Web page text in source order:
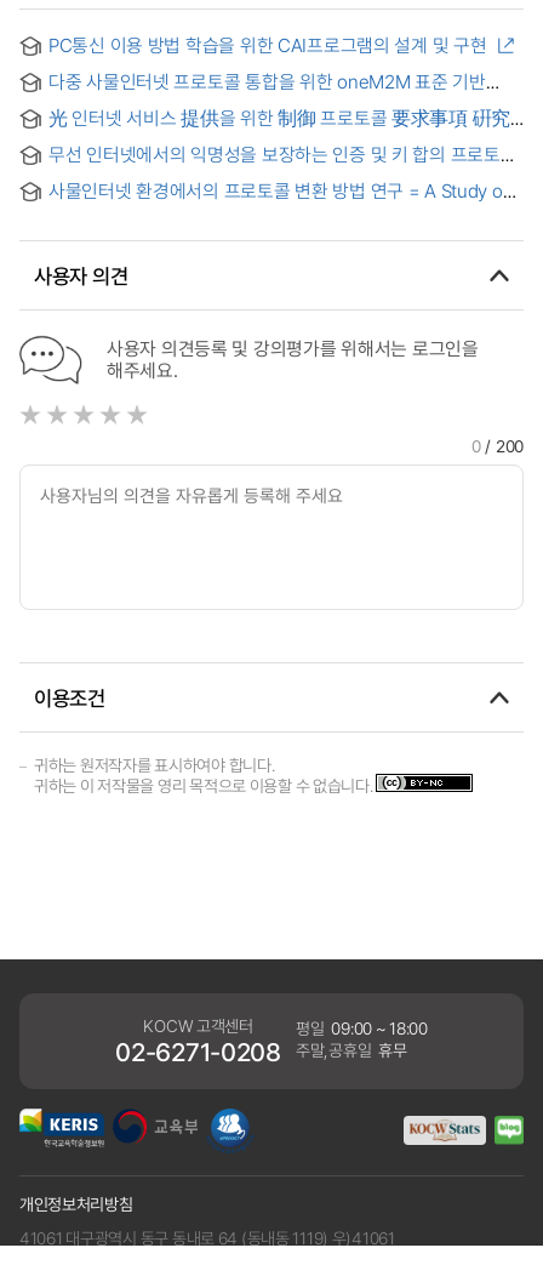
PC통신 이용 방법 학습을 위한 CAI프로그램의 설계 및 구현
다중 사물인터넷 프로토콜 통합을 위한 oneM2M 표준 기반
프록시를 사용한 인터워킹 모델에 관한 연구 = A study on
interworking model using oneM2M standard-based proxy
for integration of various IoT protocols
光 인터넷 서비스 提供을 위한 制御 프로토콜 要求事項 硏究
services on optical internet
무선 인터넷에서의 익명성을 보장하는 인증 및 키 합의 프로토콜
Anonymity in the Wireless Internet
사물인터넷 환경에서의 프로토콜 변환 방법 연구 = A Study on
사용자 의견
사용자 의견등록 및 강의평가를 위해서는 로그인을
해주세요.
0/ 200
이용조건
귀하는 원저작자를 표시하여야 합니다.
귀하는 이 저작물을 영리 목적으로 이용할 수 없습니다.
KOCW 고객센터
02-6271-0208
평일 09:00 ~ 18:00
주말,공휴일 휴무
개인정보처리방침
41061 대구광역시 동구 동내로 64 (동내동 1119) 우)41061